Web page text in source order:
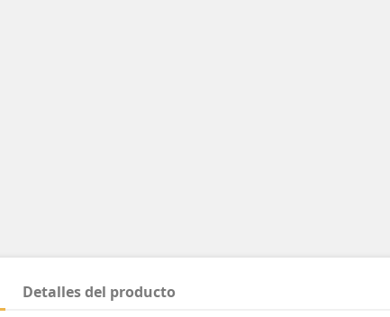
Detalles del producto